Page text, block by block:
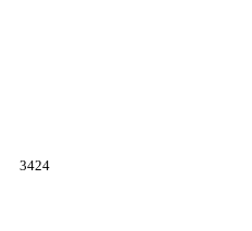
3424